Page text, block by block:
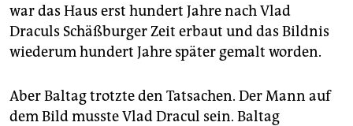
war das Haus erst hundert Jahre nach Vlad
Draculs Schäßburger Zeit erbaut und das Bildnis
wiederum hundert Jahre später gemalt worden.
Aber Baltag trotzte den Tatsachen. Der Mann auf
dem Bild musste Vlad Dracul sein. Baltag